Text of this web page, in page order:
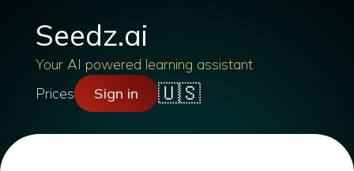
Seedz.ai
Your AI powered learning assistant
Prices
Sign in 🇺🇸